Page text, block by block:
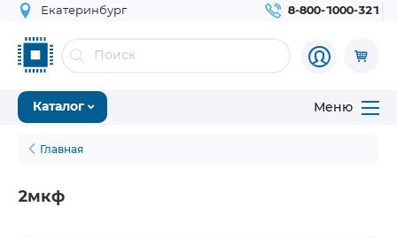
Екатеринбург 8-800-1000-321
Каталог Меню
Главная
2мкф